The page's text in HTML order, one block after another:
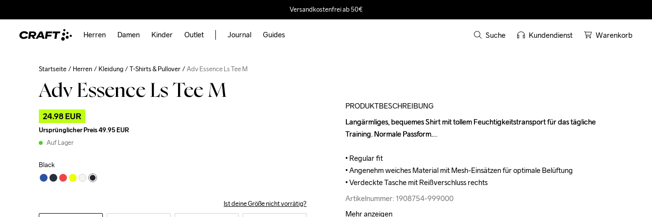
Versandkostenfrei ab 50€
Herren Damen Kinder Outlet Journal Guides Suche Kundendienst Warenkorb
Startseite Herren Kleidung T-Shirts & Pullover Adv Essence Ls Tee M
Adv Essence Ls Tee M
24.98 EUR
Ursprünglicher Preis49.95 EUR
Auf Lager
Black
Ist deine Größe nicht vorrätig?
PRODUKTBESCHREIBUNG
Langärmliges, bequemes Shirt mit tollem Feuchtigkeitstransport für das tägliche
Training. Normale Passform.
• Regular fit
• Angenehm weiches Material mit Mesh-Einsätzen für optimale Belüftung
• Verdeckte Tasche mit Reißverschluss rechts
Artikelnummer: 1908754-999000
Langärmliges, bequemes Shirt mit tollem Feuchtigkeitstransport für das tägliche
Training. Normale Passform.
• Regular fit
• Angenehm weiches Material mit Mesh-Einsätzen für optimale Belüftung
• Verdeckte Tasche mit Reißverschluss rechts
Artikelnummer: 1908754-999000
Mehr anzeigen